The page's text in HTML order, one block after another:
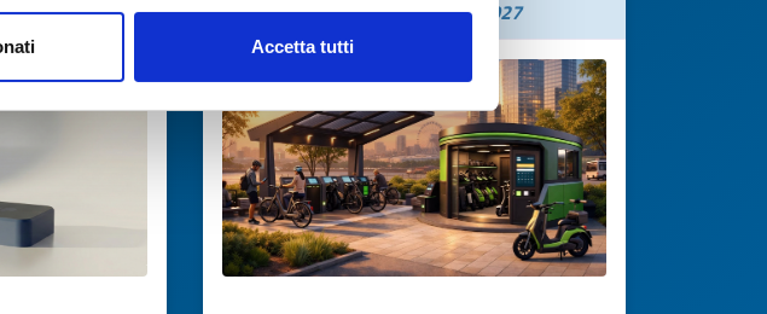
Accetta tutti
2027 Scade il20 febbraio 2027